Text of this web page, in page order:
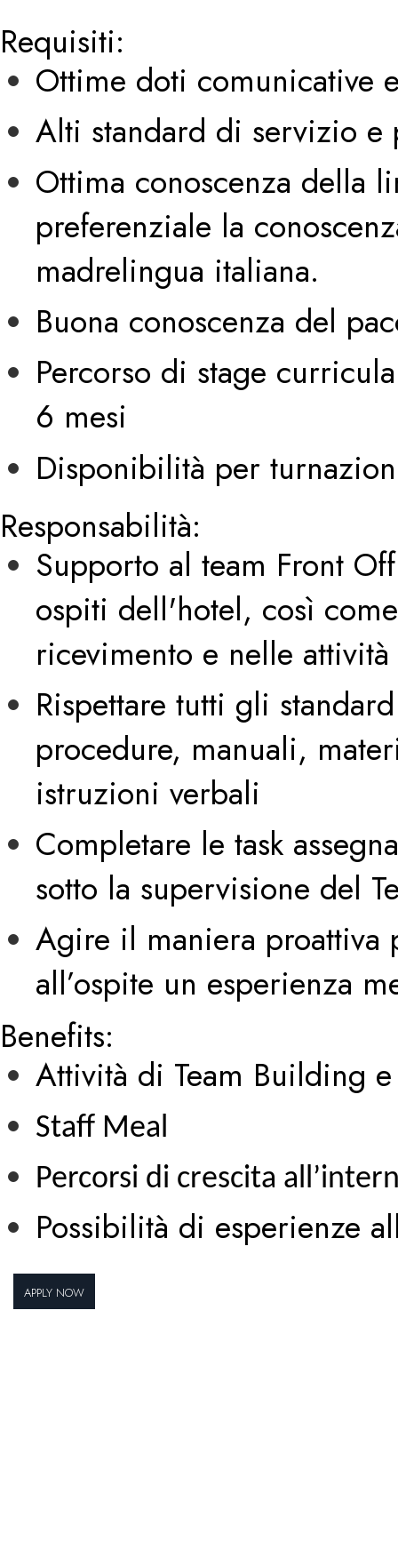
Requisiti:
Ottime doti comunicative
Alti standard di servizio e
Ottima conoscenza della
preferenziale la
madrelingua italiana.
Buona conoscenza del
Percorso di stage
6 mesi
Disponibilità per
Responsabilità:
Supporto al team Front
ospiti dell'hotel, così
ricevimento e nelle
Rispettare tutti gli
procedure, manuali,
istruzioni verbali
Completare le task
sotto la supervisione del
Agire il maniera proattiva
all’ospite un esperienza
Benefits:
Attività di Team Building
Staff Meal
Percorsi di crescita
Possibilità di esperienze
Apply Now